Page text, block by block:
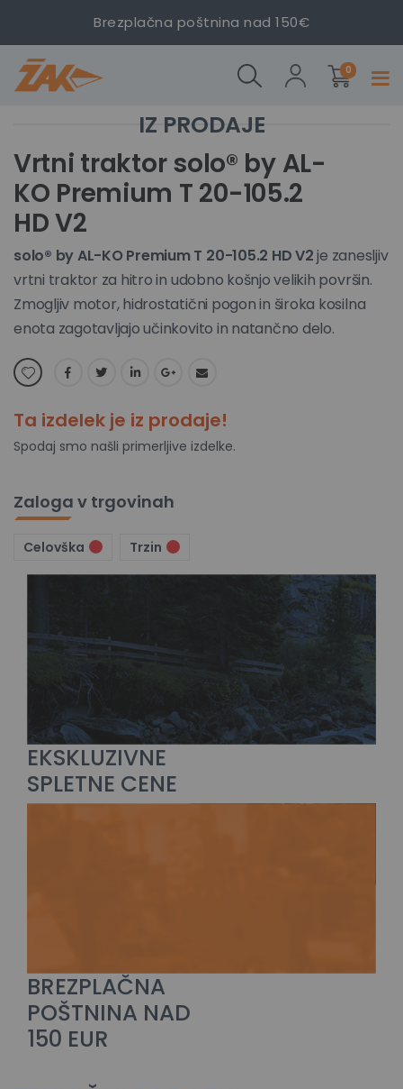
Brezplačna poštnina nad 150€
0izdelki
na
konec
galerije
slik
T 20-
105.2 HD
T 20-
105.2 HD
T 20-
105.2 HD
na
začetek
galerije
slik
Vrtni traktor solo® by AL-
KO Premium T 20-105.2
HD V2
solo® by AL-KO Premium T 20-105.2 HD V2je zanesljiv
vrtni traktor za hitro in udobno košnjo velikih površin.
Zmogljiv motor, hidrostatični pogon in široka kosilna
enota zagotavljajo učinkovito in natančno delo.
Ta izdelek je iz prodaje!
Spodaj smo našli primerljive izdelke.
Zaloga v trgovinah
Celovška Trzin
EKSKLUZIVNE
SPLETNE CENE
BREZPLAČNA
POŠTNINA NAD
150 EUR